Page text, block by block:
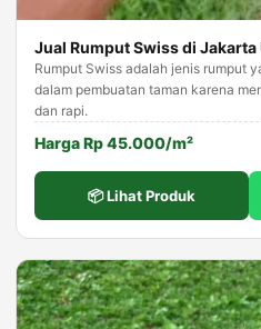
Jual Rumput Swiss di Jakarta
Rumput Swiss adalah jenis rumput
dalam pembuatan taman karena
dan rapi.
Harga Rp 45.000/m²
📦 Lihat Produk